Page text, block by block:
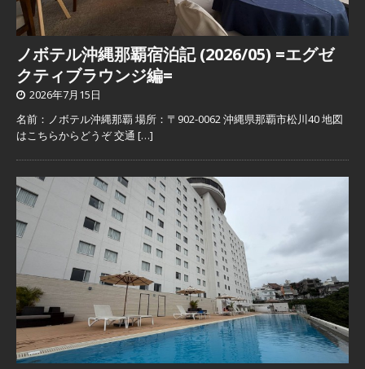
ノボテル沖縄那覇宿泊記 (2026/05) =エグゼ
クティブラウンジ編=
2026年7月15日
名前：ノボテル沖縄那覇 場所：〒902-0062 沖縄県那覇市松川40 地図
はこちらからどうぞ 交通 […]